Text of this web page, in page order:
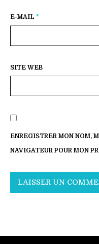
E-MAIL *
SITE WEB
ENREGISTRER MON NOM,
NAVIGATEUR POUR MON